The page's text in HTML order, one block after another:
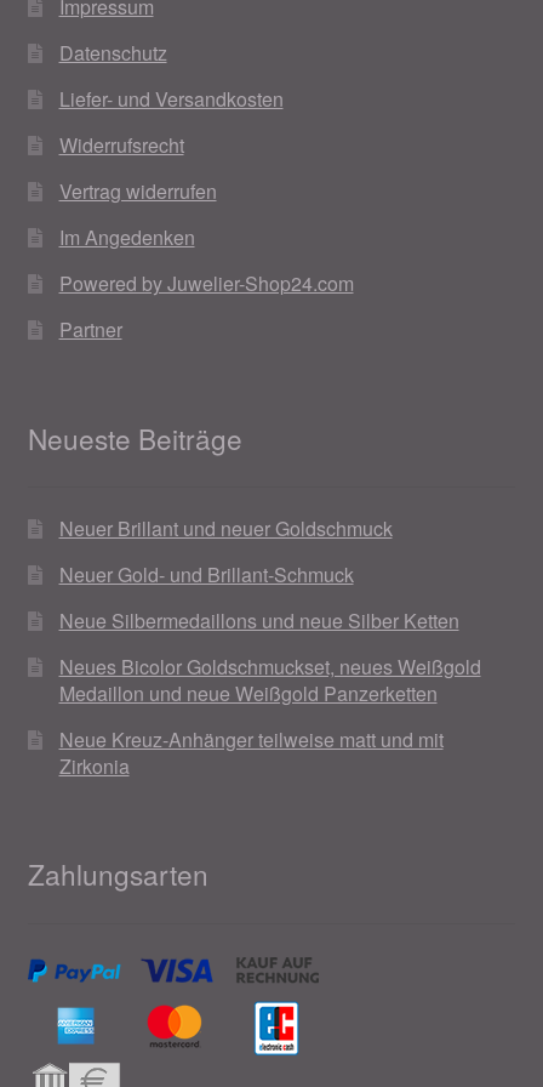
Weihnachtsangebote 2019
Weihnachtsangebote 2020
Widerrufsrecht
Woocommerce Predictive Search
Impressum
Datenschutz
Liefer- und Versandkosten
Widerrufsrecht
Vertrag widerrufen
Im Angedenken
Powered by Juwelier-Shop24.com
Partner
Neueste Beiträge
Neuer Brillant und neuer Goldschmuck
Neuer Gold- und Brillant-Schmuck
Neue Silbermedaillons und neue Silber Ketten
Neues Bicolor Goldschmuckset, neues Weißgold
Medaillon und neue Weißgold Panzerketten
Neue Kreuz-Anhänger teilweise matt und mit
Zirkonia
Zahlungsarten